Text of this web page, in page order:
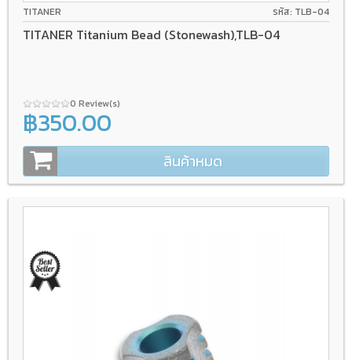
TITANER รหัส: TLB-04
TITANER Titanium Bead (Stonewash),TLB-04
0 Review(s)
฿350.00
สินค้าหมด